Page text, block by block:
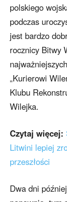
polskiego
podczas
jest bardzo
rocznicy Bitwy
„Kurierowi
Klubu
Wilejka.
Czytaj więcej:
Litwini lepiej
przeszłości
Dwa dni